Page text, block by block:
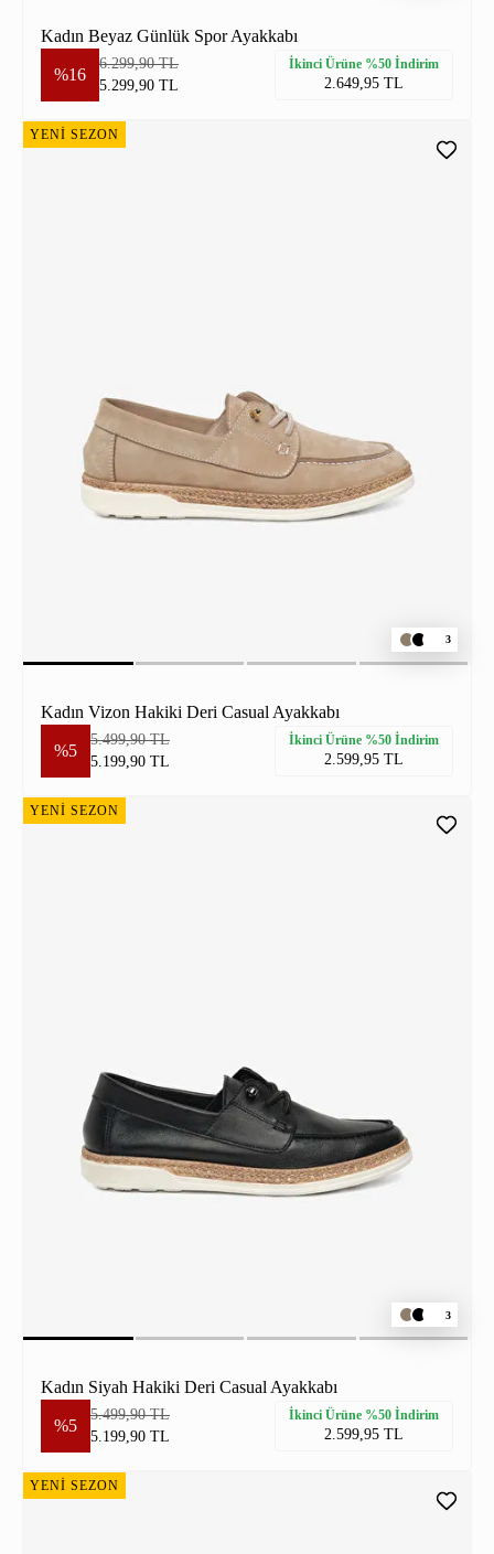
Kadın Beyaz Günlük Spor Ayakkabı
%16
6.299,90 TL
5.299,90 TL
İkinci Ürüne %50 İndirim
2.649,95 TL
YENİ SEZON
3
Kadın Vizon Hakiki Deri Casual Ayakkabı
%5
5.499,90 TL
5.199,90 TL
İkinci Ürüne %50 İndirim
2.599,95 TL
YENİ SEZON
3
Kadın Siyah Hakiki Deri Casual Ayakkabı
%5
5.499,90 TL
5.199,90 TL
İkinci Ürüne %50 İndirim
2.599,95 TL
YENİ SEZON